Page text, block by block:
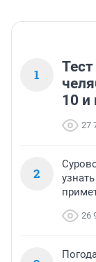
1
10 и
27
2
26